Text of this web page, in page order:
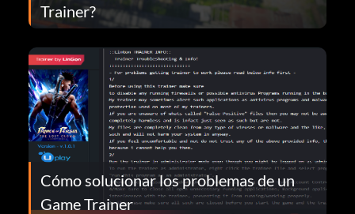
Trainer?
Cómo solucionar los problemas de un
Game Trainer